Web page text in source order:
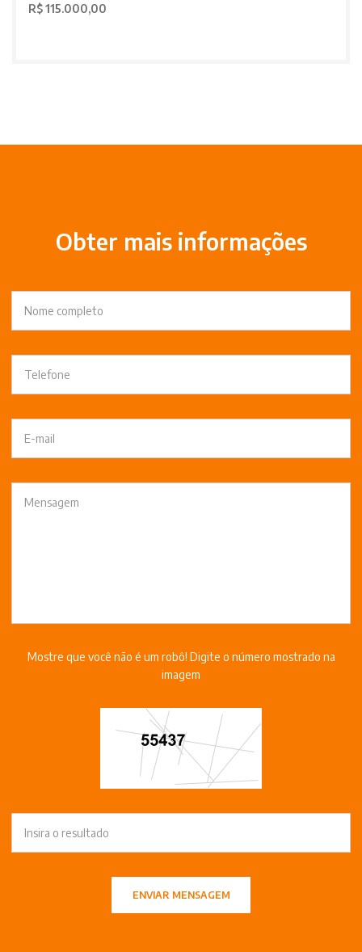
R$ 115.000,00
Obter mais informações
Mostre que você não é um robô! Digite o número mostrado na
imagem
ENVIAR MENSAGEM